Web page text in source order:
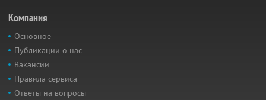
Компания
Основное
Публикации о нас
Вакансии
Правила сервиса
Ответы на вопросы